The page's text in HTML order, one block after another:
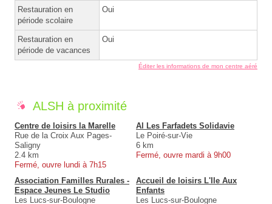
Restauration en
période scolaire
Oui
Restauration en
période de vacances
Oui
Éditer les informations de mon centre aéré
ALSH à proximité
Centre de loisirs la Marelle
Rue de la Croix Aux Pages-
Saligny
2.4 km
Fermé, ouvre lundi à 7h15
Al Les Farfadets Solidavie
Le Poiré-sur-Vie
6 km
Fermé, ouvre mardi à 9h00
Association Familles Rurales -
Espace Jeunes Le Studio
Les Lucs-sur-Boulogne
Accueil de loisirs L'Ile Aux
Enfants
Les Lucs-sur-Boulogne